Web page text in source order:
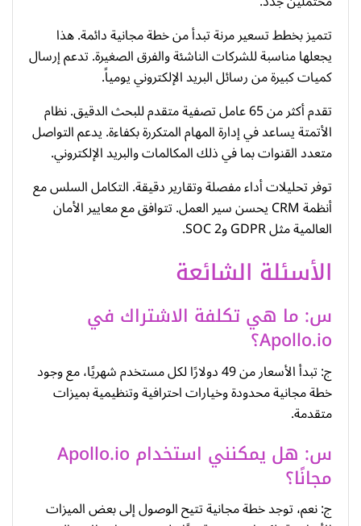
تتميز بخطط تسعير مرنة تبدأ من خطة مجانية دائمة. هذا
يجعلها مناسبة للشركات الناشئة والفرق الصغيرة. تدعم إرسال
كميات كبيرة من رسائل البريد الإلكتروني يومياً.
تقدم أكثر من 65 عامل تصفية متقدم للبحث الدقيق. نظام
الأتمتة يساعد في إدارة المهام المتكررة بكفاءة. يدعم التواصل
متعدد القنوات بما في ذلك المكالمات والبريد الإلكتروني.
توفر تحليلات أداء مفصلة وتقارير دقيقة. التكامل السلس مع
أنظمة CRM يحسن سير العمل. تتوافق مع معايير الأمان
العالمية مثل GDPR وSOC 2.
الأسئلة الشائعة
س: ما هي تكلفة الاشتراك في
Apollo.io؟
ج: تبدأ الأسعار من 49 دولارًا لكل مستخدم شهريًا، مع وجود
خطة مجانية محدودة وخيارات احترافية وتنظيمية بميزات
متقدمة.
س: هل يمكنني استخدام Apollo.io
مجانًا؟
ج: نعم، توجد خطة مجانية تتيح الوصول إلى بعض الميزات